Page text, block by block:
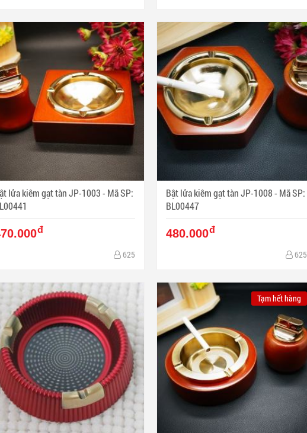
lửa kiêm gạt tàn JP-1003 - Mã SP:
đ
625
Bật lửa kiêm gạt tàn JP-1008 - Mã SP:
BL00447
480.000đ
625
Tạm hết hàng